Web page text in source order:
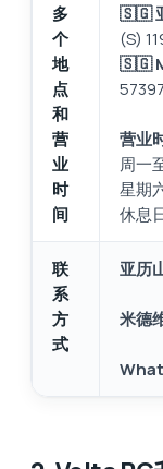
多
个
地
点
和
营
业
时
间
🇸🇬
(S)
🇸🇬
营业
周一
星期
休息
联
系
方
式
亚历
米德